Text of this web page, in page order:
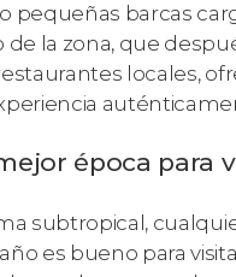
pequeñas barcas
la zona, que
locales,
época para
subtropical,
es bueno para